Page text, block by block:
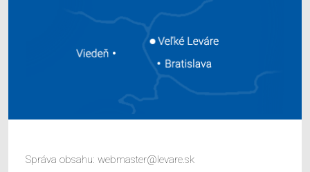
Správa obsahu: webmaster@levare.sk